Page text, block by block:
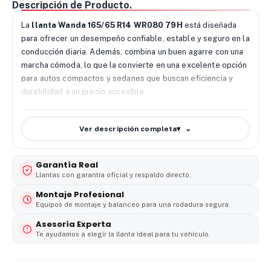
Descripción de Producto.
La llanta Wanda 165/65 R14 WR080 79H está diseñada
para ofrecer un desempeño confiable, estable y seguro en la
conducción diaria. Además, combina un buen agarre con una
marcha cómoda, lo que la convierte en una excelente opción
para autos compactos y sedanes que buscan eficiencia y
durabilidad a un precio accesible.
WR080 79H
El diseño de la banda de rodadura del modelo WR080
superficies secas y mojadas. Como resultado, el vehículo
maniobras cotidianas. Sus canales longitudinales permiten
evacuar el agua con eficiencia, reduciendo el riesgo de
deslizamiento y aumentando la seguridad en pavimento
húmedo.
Ver descripción completa▾
Garantía Real
Llantas con garantía oficial y respaldo directo.
Montaje Profesional
Equipos de montaje y balanceo para una rodadura segura.
Asesoría Experta
Te ayudamos a elegir la llanta ideal para tu vehículo.